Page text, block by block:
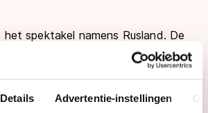
Details Advertentie-instellingen
spektakel namens Rusland. De
Koreaanse shorttracklegende
van de bocht binnendoor bij de
positie op zijn kans, schoof